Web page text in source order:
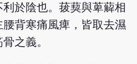
於陰也。菝葜與萆薢相
背寒痛風痺，皆取去濕
之義。